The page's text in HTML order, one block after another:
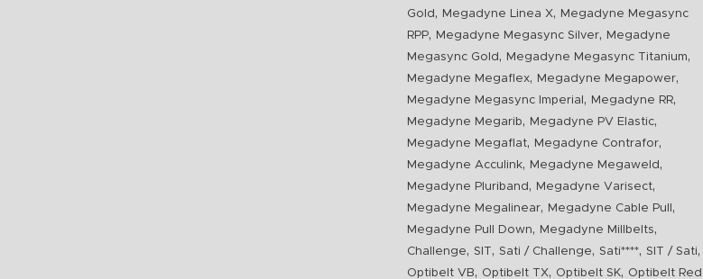
Gold , Megadyne Linea X,
Megadyne Megasync
RPP, Megadyne Megasync Silver,
Megadyne
Megasync Gold , Megadyne Megasync Titanium,
Megadyne Megaflex, Megadyne Megapower,
Megadyne Megasync Imperial , Megadyne RR,
Megadyne Megarib, Megadyne PV Elastic,
Megadyne Megaflat, Megadyne Contrafor,
Megadyne Acculink, Megadyne Megaweld ,
Megadyne Pluriband , Megadyne Varisect,
Megadyne Megalinear, Megadyne Cable Pull ,
Megadyne Pull Down, Megadyne Millbelts,
Challenge, SIT , Sati / Challenge, Sati****, SIT / Sati,
Optibelt VB, Optibelt TX, Optibelt SK, Optibelt Red